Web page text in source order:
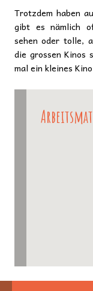
Trotzdem haben
gibt es nämlich
sehen oder tolle,
die grossen Kinos
mal ein kleines